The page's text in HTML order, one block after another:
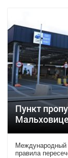
Пункт
Международный
правила